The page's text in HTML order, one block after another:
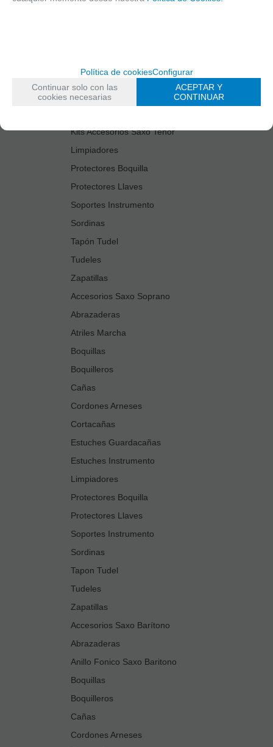
Cañas
Estuches Guardacañas
Estuches Instrumento
Kits Accesorios Saxo Tenor
Limpiadores
Protectores Boquilla
Protectores Llaves
Soportes Instrumento
Sordinas
Tapón Tudel
Tudeles
Zapatillas
Accesorios Saxo Soprano
Abrazaderas
Atriles Marcha
Boquillas
Boquilleros
Cañas
Cordones Arneses
Cortacañas
Estuches Guardacañas
Estuches Instrumento
Limpiadores
Protectores Boquilla
Protectores Llaves
Soportes Instrumento
Sordinas
Tapon Tudel
Tudeles
Zapatillas
Accesorios Saxo Barítono
Abrazaderas
Anillo Fonico Saxo Baritono
Boquillas
Boquilleros
Cañas
Cordones Arneses
Política de cookiesConfigurar
Continuar solo con las
cookies necesarias
ACEPTAR Y
CONTINUAR